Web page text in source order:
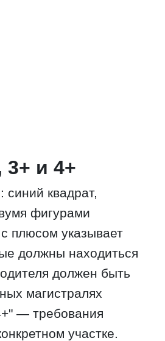
и 4+
синий квадрат,
фигурами
плюсом указывает
должны находиться
должен быть
магистралях
— требования
участке.